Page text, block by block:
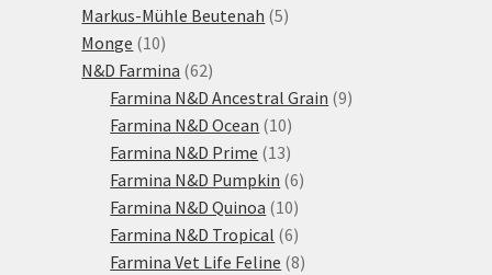
produktů
Markus-Mühle Beutenah 55
Monge 1010
produktů
N&D Farmina 6262
produktů
Farmina N&D Ancestral Grain 99
Farmina N&D Ocean 1010
produktů
Farmina N&D Prime 1313
produktů
Farmina N&D Pumpkin 66
Farmina N&D Quinoa 1010
produktů
Farmina N&D Tropical 66
produktů
Farmina Vet Life Feline 88